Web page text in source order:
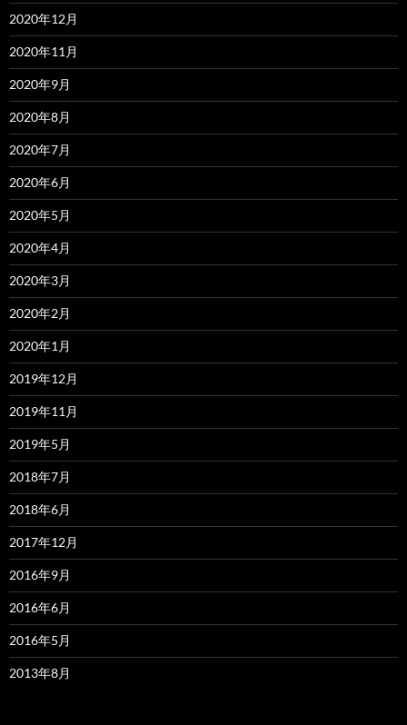
2020年12月
2020年11月
2020年9月
2020年8月
2020年7月
2020年6月
2020年5月
2020年4月
2020年3月
2020年2月
2020年1月
2019年12月
2019年11月
2019年5月
2018年7月
2018年6月
2017年12月
2016年9月
2016年6月
2016年5月
2013年8月